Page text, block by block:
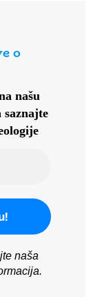
o
našu
saznajte
naša